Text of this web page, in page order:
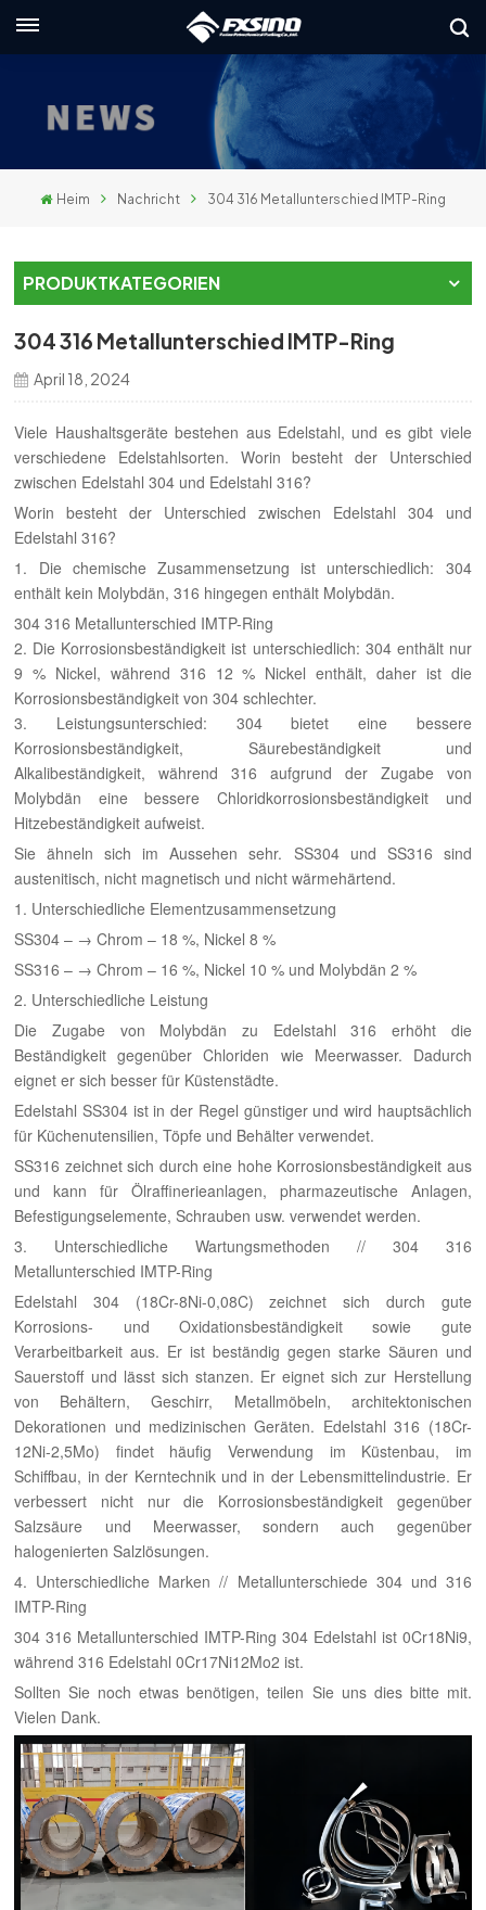
本語
국의
文
Heim Nachricht 304 316 Metallunterschied IMTP-Ring
PRODUKTKATEGORIEN
304 316 Metallunterschied IMTP-Ring
April 18, 2024
Viele Haushaltsgeräte bestehen aus Edelstahl, und es gibt viele
verschiedene Edelstahlsorten. Worin besteht der Unterschied
zwischen Edelstahl 304 und Edelstahl 316?
Worin besteht der Unterschied zwischen Edelstahl 304 und
Edelstahl 316?
1. Die chemische Zusammensetzung ist unterschiedlich: 304
enthält kein Molybdän, 316 hingegen enthält Molybdän.
304 316 Metallunterschied IMTP-Ring
2. Die Korrosionsbeständigkeit ist unterschiedlich: 304 enthält nur
9 % Nickel, während 316 12 % Nickel enthält, daher ist die
Korrosionsbeständigkeit von 304 schlechter.
3. Leistungsunterschied: 304 bietet eine bessere
Korrosionsbeständigkeit, Säurebeständigkeit und
Alkalibeständigkeit, während 316 aufgrund der Zugabe von
Molybdän eine bessere Chloridkorrosionsbeständigkeit und
Hitzebeständigkeit aufweist.
Sie ähneln sich im Aussehen sehr. SS304 und SS316 sind
austenitisch, nicht magnetisch und nicht wärmehärtend.
1. Unterschiedliche Elementzusammensetzung
SS304 – → Chrom – 18 %, Nickel 8 %
SS316 – → Chrom – 16 %, Nickel 10 % und Molybdän 2 %
2. Unterschiedliche Leistung
Die Zugabe von Molybdän zu Edelstahl 316 erhöht die
Beständigkeit gegenüber Chloriden wie Meerwasser. Dadurch
eignet er sich besser für Küstenstädte.
Edelstahl SS304 ist in der Regel günstiger und wird hauptsächlich
für Küchenutensilien, Töpfe und Behälter verwendet.
SS316 zeichnet sich durch eine hohe Korrosionsbeständigkeit aus
und kann für Ölraffinerieanlagen, pharmazeutische Anlagen,
Befestigungselemente, Schrauben usw. verwendet werden.
3. Unterschiedliche Wartungsmethoden // 304 316
Metallunterschied IMTP-Ring
Edelstahl 304 (18Cr-8Ni-0,08C) zeichnet sich durch gute
Korrosions- und Oxidationsbeständigkeit sowie gute
Verarbeitbarkeit aus. Er ist beständig gegen starke Säuren und
Sauerstoff und lässt sich stanzen. Er eignet sich zur Herstellung
von Behältern, Geschirr, Metallmöbeln, architektonischen
Dekorationen und medizinischen Geräten. Edelstahl 316 (18Cr-
12Ni-2,5Mo) findet häufig Verwendung im Küstenbau, im
Schiffbau, in der Kerntechnik und in der Lebensmittelindustrie. Er
verbessert nicht nur die Korrosionsbeständigkeit gegenüber
Salzsäure und Meerwasser, sondern auch gegenüber
halogenierten Salzlösungen.
4. Unterschiedliche Marken // Metallunterschiede 304 und 316
IMTP-Ring
304 316 Metallunterschied IMTP-Ring 304 Edelstahl ist 0Cr18Ni9,
während 316 Edelstahl 0Cr17Ni12Mo2 ist.
Sollten Sie noch etwas benötigen, teilen Sie uns dies bitte mit.
Vielen Dank.